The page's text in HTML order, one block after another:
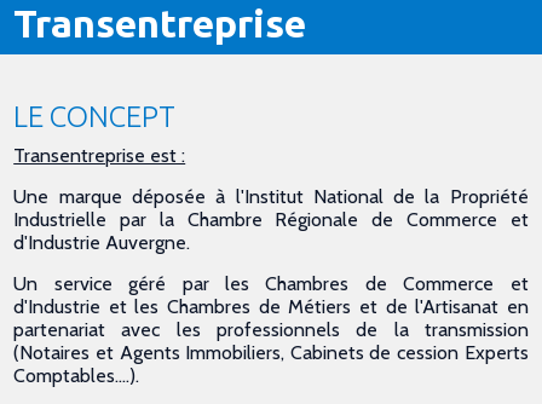
Transentreprise
LE CONCEPT
Transentreprise est :
Une marque déposée à l'Institut National de la Propriété
Industrielle par la Chambre Régionale de Commerce et
d'Industrie Auvergne.
Un service géré par les Chambres de Commerce et
d'Industrie et les Chambres de Métiers et de l'Artisanat en
partenariat avec les professionnels de la transmission
(Notaires et Agents Immobiliers, Cabinets de cession Experts
Comptables….).